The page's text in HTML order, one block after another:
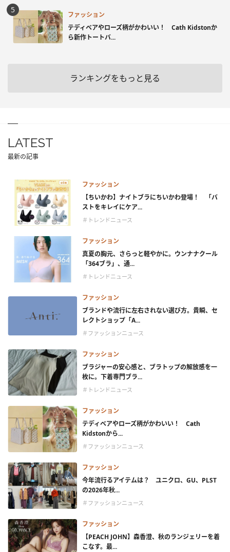
ファッション
テディベアやローズ柄がかわいい！ Cath Kidstonか
ら新作トートバ...
ランキングをもっと見る
LATEST
最新の記事
ファッション
【ちいかわ】ナイトブラにちいかわ登場！ 「バ
ストをキレイにケア...
＃トレンドニュース
ファッション
真夏の胸元、さらっと軽やかに。ウンナナクール
「364ブラ」、通...
＃トレンドニュース
ファッション
ブランドや流行に左右されない選び方。貴瞬、セ
レクトショップ「A...
＃ファッションニュース
ファッション
ブラジャーの安心感と、ブラトップの解放感を一
枚に。下着専門ブラ...
＃トレンドニュース
ファッション
テディベアやローズ柄がかわいい！ Cath
Kidstonから...
＃ファッションニュース
ファッション
今年流行るアイテムは？ ユニクロ、GU、PLST
の2026年秋...
＃ファッションニュース
ファッション
【PEACH JOHN】森香澄、秋のランジェリーを着
こなす。最...